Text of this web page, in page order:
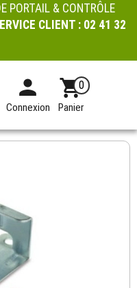
PORTAIL & CONTRÔLE
CLIENT : 02 41 32
Connexion
0
Panier